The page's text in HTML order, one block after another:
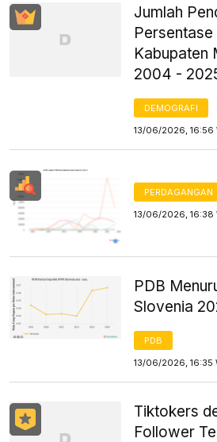
Jumlah
Persentase
Kabupaten
2004 -
DEMOGRAFI
13/06/2026, 16:56
PERDAGANGAN
13/06/2026, 16:38
PDB
Slovenia
PDB
13/06/2026, 16:35
Tiktokers
Follower